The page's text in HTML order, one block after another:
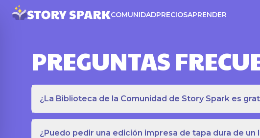
COMUNIDADPRECIOSAPRENDER
PREGUNTAS
¿La Biblioteca de la Comunidad de Story Spark es
¿Puedo pedir una edición impresa de tapa dura de